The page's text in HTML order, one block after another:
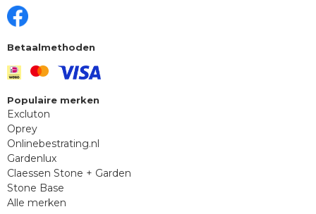
Betaalmethoden
Populaire merken
Excluton
Oprey
Onlinebestrating.nl
Gardenlux
Claessen Stone + Garden
Stone Base
Alle merken